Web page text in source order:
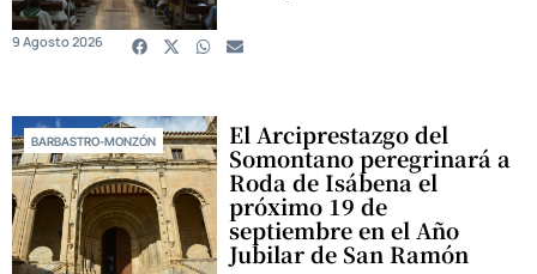
9 Agosto 2026
BARBASTRO-MONZÓN El Arciprestazgo del
Somontano peregrinará a
Roda de Isábena el
próximo 19 de
septiembre en el Año
Jubilar de San Ramón